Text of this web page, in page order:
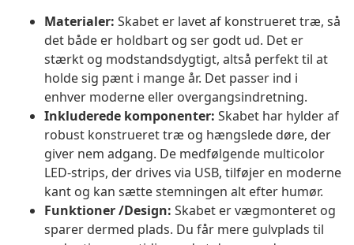
Materialer: Skabet er lavet af konstrueret træ, så
det både er holdbart og ser godt ud. Det er
stærkt og modstandsdygtigt, altså perfekt til at
holde sig pænt i mange år. Det passer ind i
enhver moderne eller overgangsindretning.
Inkluderede komponenter: Skabet har hylder af
robust konstrueret træ og hængslede døre, der
giver nem adgang. De medfølgende multicolor
LED-strips, der drives via USB, tilføjer en moderne
kant og kan sætte stemningen alt efter humør.
Funktioner /Design: Skabet er vægmonteret og
sparer dermed plads. Du får mere gulvplads til